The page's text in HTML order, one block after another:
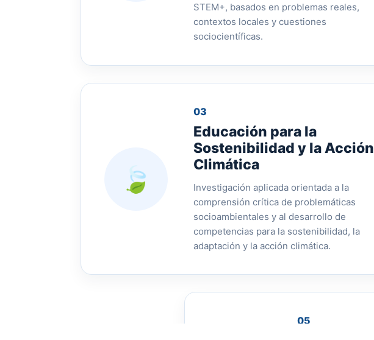
STEM+, basados en problemas reales,
contextos locales y cuestiones
sociocientíficas.
🍃
03
Educación para la
Sostenibilidad y la Acción
Climática
Investigación aplicada orientada a la
comprensión crítica de problemáticas
socioambientales y al desarrollo de
competencias para la sostenibilidad, la
adaptación y la acción climática.
05